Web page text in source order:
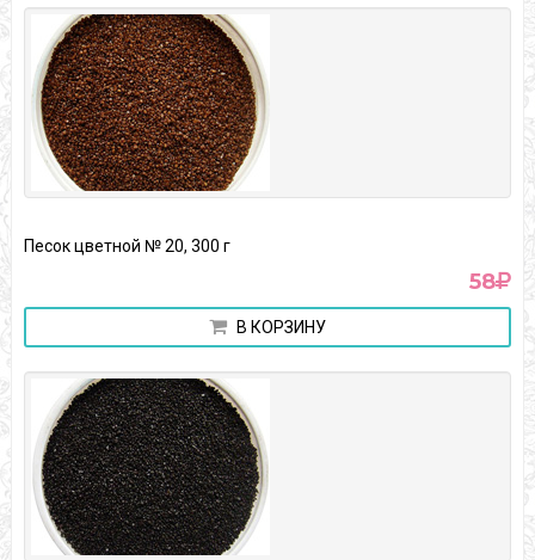
Песок цветной № 20, 300 г
58
В КОРЗИНУ